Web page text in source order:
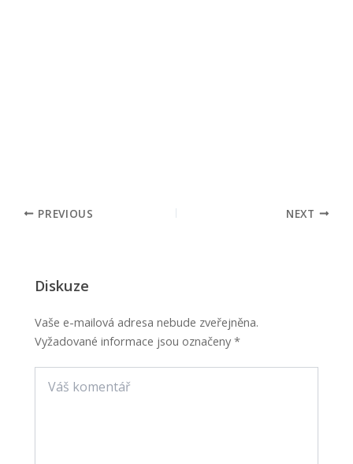
PREVIOUS NEXT
Diskuze
Vaše e-mailová adresa nebude zveřejněna.
Vyžadované informace jsou označeny*
komentář